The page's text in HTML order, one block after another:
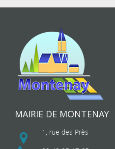
MAIRIE DE MONTENAY
1, rue des Près